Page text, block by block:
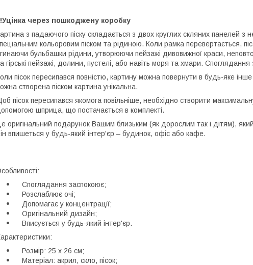
через пошкоджену коробку
з падаючого піску складається з двох круглих скляних панелей з
кольоровим піском та рідиною. Коли рамка перевертається,
бульбашки рідини, утворюючи пейзажі дивовижної краси,
гірські пейзажі, долини, пустелі, або навіть моря та хмари.
пісок пересипався повністю, картину можна повернути в будь-яке
створена піском картина унікальна.
пісок пересипався якомога повільніше, необхідно створити
шприца, що постачається в комплекті.
оригінальний подарунок Вашим близьким (як дорослим так і дітям),
впишеться у будь-який інтер'єр – будинок, офіс або кафе.
Споглядання заспокоює;
Розслаблює очі;
Допомагає у концентрації;
Оригінальний дизайн;
Вписується у будь-який інтер'єр.
Розмір: 25 х 26 см;
Матеріал: акрил, скло, пісок;